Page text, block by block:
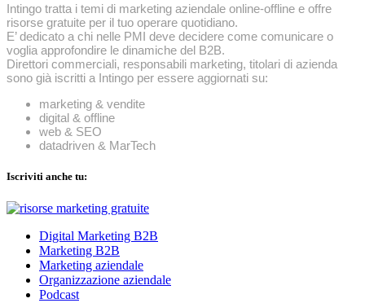
Intingo tratta i temi di marketing aziendale online-offline e offre
risorse gratuite per il tuo operare quotidiano.
E’ dedicato a chi nelle PMI deve decidere come comunicare o
voglia approfondire le dinamiche del B2B.
Direttori commerciali, responsabili marketing, titolari di azienda
sono già iscritti a Intingo per essere aggiornati su:
marketing & vendite
digital & offline
web & SEO
datadriven & MarTech
Iscriviti anche tu:
Digital Marketing B2B
Marketing B2B
Marketing aziendale
Organizzazione aziendale
Podcast